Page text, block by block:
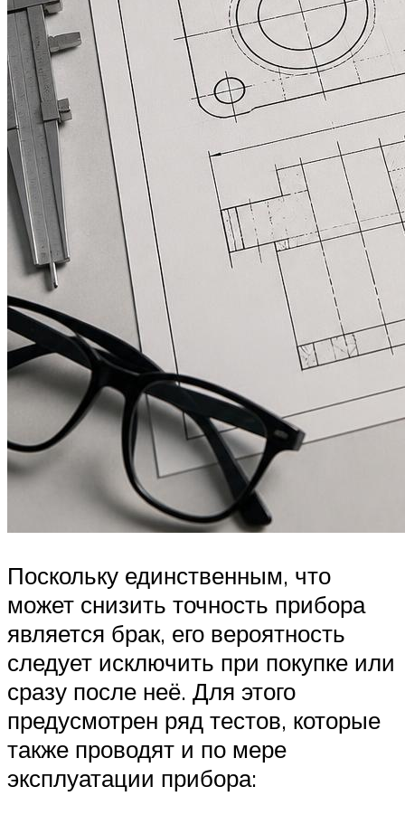
Поскольку единственным, что
может снизить точность прибора
является брак, его вероятность
следует исключить при покупке или
сразу после неё. Для этого
предусмотрен ряд тестов, которые
также проводят и по мере
эксплуатации прибора: